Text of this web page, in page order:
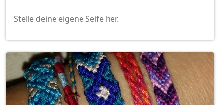
Stelle deine eigene Seife her.